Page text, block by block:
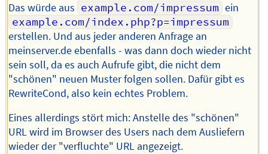
Das würde aus example.com/impressum ein
example.com/index.php?p=impressum
erstellen. Und aus jeder anderen Anfrage an
meinserver.de ebenfalls - was dann doch wieder nicht
sein soll, da es auch Aufrufe gibt, die nicht dem
"schönen" neuen Muster folgen sollen. Dafür gibt es
RewriteCond, also kein echtes Problem.
Eines allerdings stört mich: Anstelle des "schönen"
URL wird im Browser des Users nach dem Ausliefern
wieder der "verfluchte" URL angezeigt.